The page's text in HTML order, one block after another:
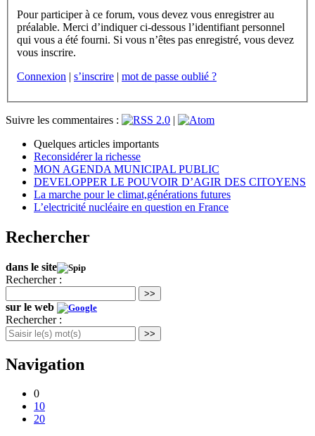
Pour participer à ce forum, vous devez vous enregistrer au
préalable. Merci d’indiquer ci-dessous l’identifiant personnel
qui vous a été fourni. Si vous n’êtes pas enregistré, vous devez
vous inscrire.
Connexion | s’inscrire | mot de passe oublié ?
Suivre les commentaires :
|
Quelques articles importants
Reconsidérer la richesse
MON AGENDA MUNICIPAL PUBLIC
DEVELOPPER LE POUVOIR D’AGIR DES CITOYENS
La marche pour le climat,générations futures
L’electricité nucléaire en question en France
Rechercher
dans le site
Rechercher :
>>
sur le web
Rechercher :
>>
Navigation
0
10
20